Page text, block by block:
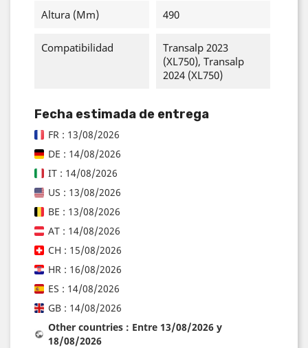
Altura (mm) 490
Compatibilidad
Transalp 2023
(XL750), Transalp
2024 (XL750)
Fecha estimada de entrega
FR : 13/08/2026
DE : 14/08/2026
IT : 14/08/2026
US : 13/08/2026
BE : 13/08/2026
AT : 14/08/2026
CH : 15/08/2026
HR : 16/08/2026
ES : 14/08/2026
GB : 14/08/2026
Other countries : Entre 13/08/2026 y
18/08/2026